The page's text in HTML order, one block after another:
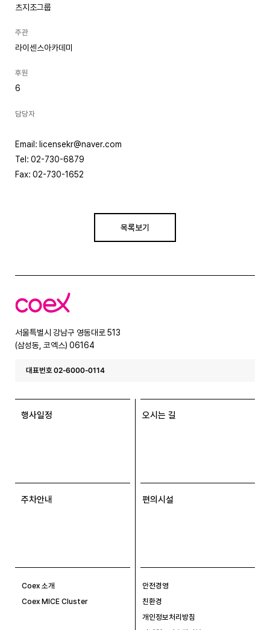
츠지조그룹
주관
라이센스아카데미
후원
6
담당자
Email: licensekr@naver.com
Tel: 02-730-6879
Fax: 02-730-1652
목록보기
코
엑
서울특별시 강남구 영동대로 513
(삼성동, 코엑스) 06164
대표번호 02-6000-0114
행사일정 오시는 길
주차안내 편의시설
Coex 소개
Coex MICE Cluster
안전경영
친환경
개인정보처리방침